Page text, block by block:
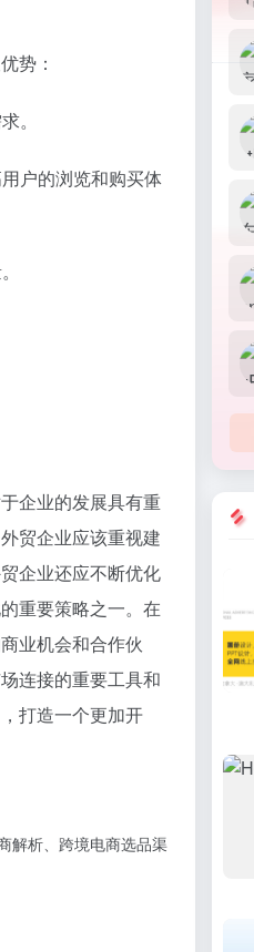
势：
。
户的浏览和购买体
企业的发展具有重
贸企业应该重视建
企业还应不断优化
重要策略之一。在
业机会和合作伙
连接的重要工具和
打造一个更加开
解析、跨境电商选品渠